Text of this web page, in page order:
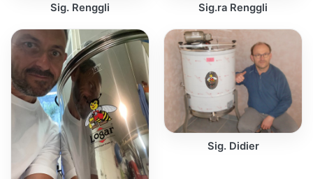
Sig. Renggli Sig.ra Renggli
Sig. Didier